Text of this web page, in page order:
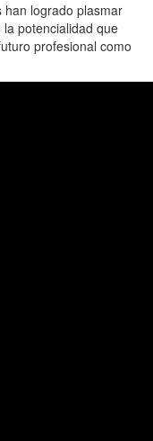
han logrado plasmar
potencialidad que
profesional como